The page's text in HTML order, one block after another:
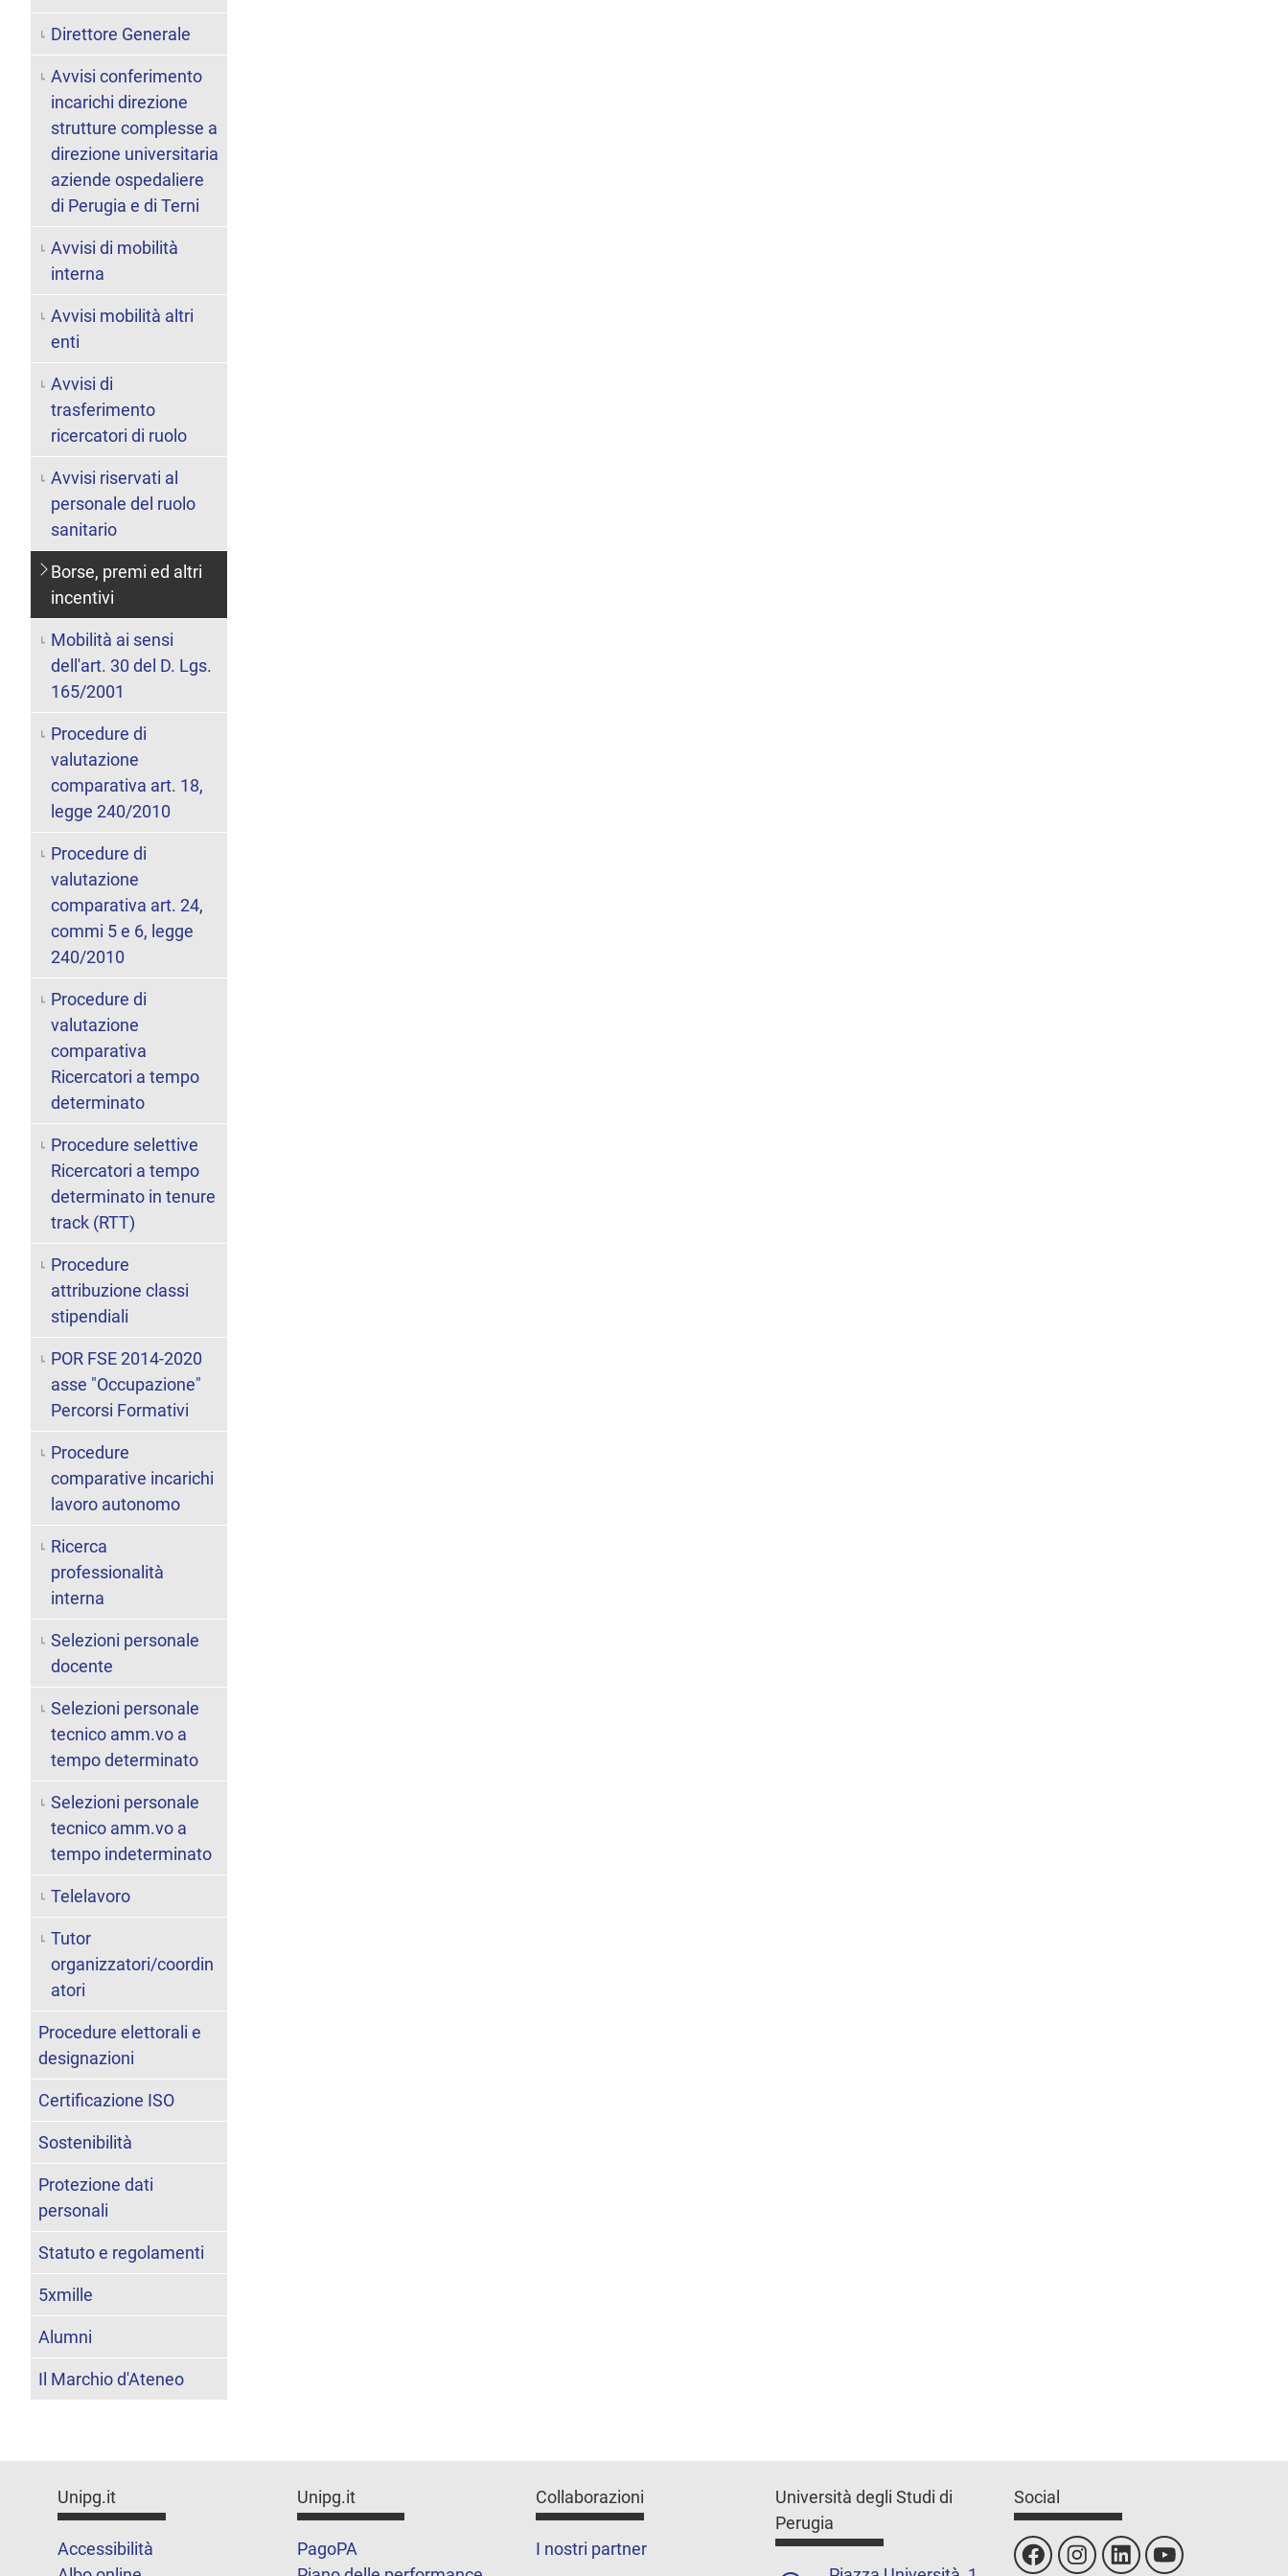
Direttore Generale
Avvisi conferimento
incarichi direzione
strutture complesse a
direzione universitaria
aziende ospedaliere
di Perugia e di Terni
Avvisi di mobilità
interna
Avvisi mobilità altri
enti
Avvisi di
trasferimento
ricercatori di ruolo
Avvisi riservati al
personale del ruolo
sanitario
Borse, premi ed altri
incentivi
Mobilità ai sensi
dell'art. 30 del D. Lgs.
165/2001
Procedure di
valutazione
comparativa art. 18,
legge 240/2010
Procedure di
valutazione
comparativa art. 24,
commi 5 e 6, legge
240/2010
Procedure di
valutazione
comparativa
Ricercatori a tempo
determinato
Procedure selettive
Ricercatori a tempo
determinato in tenure
track (RTT)
Procedure
attribuzione classi
stipendiali
POR FSE 2014-2020
asse "Occupazione"
Percorsi Formativi
Procedure
comparative incarichi
lavoro autonomo
Ricerca
professionalità
interna
Selezioni personale
docente
Selezioni personale
tecnico amm.vo a
tempo determinato
Selezioni personale
tecnico amm.vo a
tempo indeterminato
Telelavoro
Tutor
organizzatori/coordin
atori
Procedure elettorali e
designazioni
Certificazione ISO
Sostenibilità
Protezione dati
personali
Statuto e regolamenti
5xmille
Alumni
Il Marchio d'Ateneo
Unipg.it
Accessibilità
Unipg.it
PagoPA
Collaborazioni
I nostri partner
Università degli Studi di
Perugia
Social